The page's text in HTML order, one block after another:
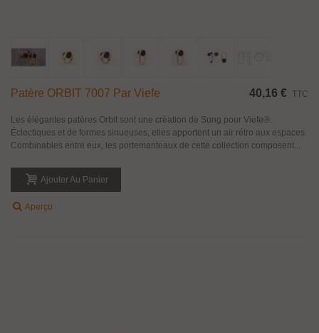
Patère ORBIT 7007 Par Viefe 40,16 € TTC
Les élégantes patères Orbit sont une création de Sung pour Viefe®.
Éclectiques et de formes sinueuses, elles apportent un air rétro aux espaces.
Combinables entre eux, les portemanteaux de cette collection composent...
Ajouter Au Panier
Aperçu